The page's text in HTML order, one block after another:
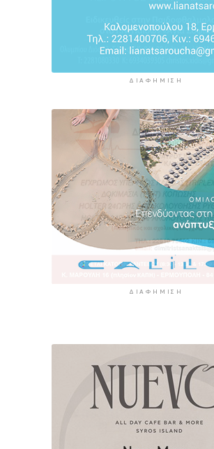
ΔΙΑΦΉΜΙΣΗ
ΔΙΑΦΉΜΙΣΗ